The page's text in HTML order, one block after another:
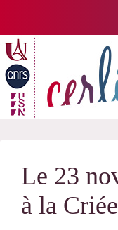
Le 23
à la Criée